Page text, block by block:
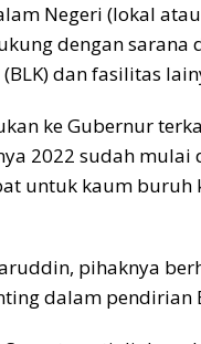
Negeri (lokal
dengan sarana
dan fasilitas
ke Gubernur
2022 sudah mulai
untuk kaum buruh
pihaknya
dalam pendirian